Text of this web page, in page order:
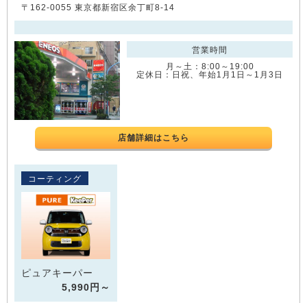
〒162-0055 東京都新宿区余丁町8-14
営業時間
月～土：8:00～19:00
定休日：日祝、年始1月1日～1月3日
店舗詳細はこちら
コーティング
ピュアキーパー
5,990円～